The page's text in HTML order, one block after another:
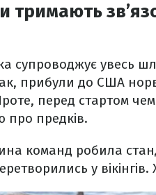
тримають
супроводжує увесь
так, прибули до США
перед стартом
про предків.
команд робила
у вікінгів.